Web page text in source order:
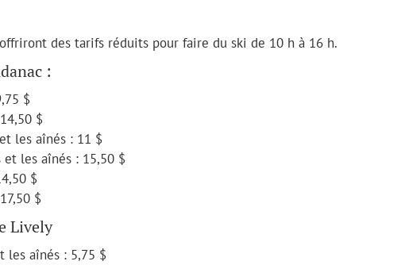
des tarifs réduits pour faire du ski de 10 h à 16 h.
:
$
$
les aînés : 11 $
les aînés : 15,50 $
$
$
Lively
les aînés : 5,75 $